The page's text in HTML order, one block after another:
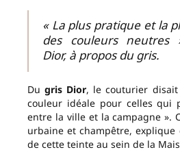
« La plus pratique et la
des couleurs neutres
Dior, à propos du gris.
Dugris Dior, le couturier disait
couleur idéale pour celles qui
entre la ville et la campagne ».
urbaine et champêtre,
de cette teinte au sein de la